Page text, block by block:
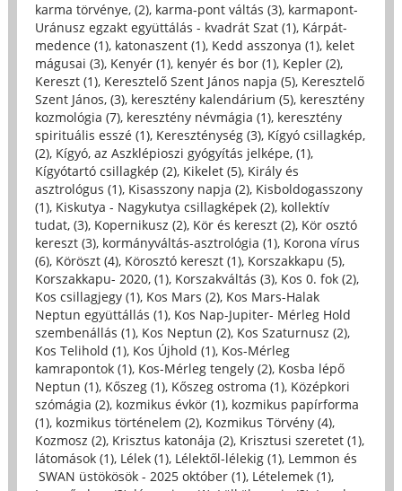
karma törvénye, (2), karma-pont váltás (3), karmapont-
Uránusz egzakt együttálás - kvadrát Szat (1), Kárpát-
medence (1), katonaszent (1), Kedd asszonya (1), kelet
mágusai (3), Kenyér (1), kenyér és bor (1), Kepler (2),
Kereszt (1), Keresztelő Szent János napja (5), Keresztelő
Szent János, (3), keresztény kalendárium (5), keresztény
kozmológia (7), keresztény névmágia (1), keresztény
spirituális esszé (1), Kereszténység (3), Kígyó csillagkép,
(2), Kígyó, az Aszklépioszi gyógyítás jelképe, (1),
Kígyótartó csillagkép (2), Kikelet (5), Király és
asztrológus (1), Kisasszony napja (2), Kisboldogasszony
(1), Kiskutya - Nagykutya csillagképek (2), kollektív
tudat, (3), Kopernikusz (2), Kör és kereszt (2), Kör osztó
kereszt (3), kormányváltás-asztrológia (1), Korona vírus
(6), Köröszt (4), Körosztó kereszt (1), Korszakkapu (5),
Korszakkapu- 2020, (1), Korszakváltás (3), Kos 0. fok (2),
Kos csillagjegy (1), Kos Mars (2), Kos Mars-Halak
Neptun együttállás (1), Kos Nap-Jupiter- Mérleg Hold
szembenállás (1), Kos Neptun (2), Kos Szaturnusz (2),
Kos Telihold (1), Kos Újhold (1), Kos-Mérleg
kamrapontok (1), Kos-Mérleg tengely (2), Kosba lépő
Neptun (1), Kőszeg (1), Kőszeg ostroma (1), Középkori
szómágia (2), kozmikus évkör (1), kozmikus papírforma
(1), kozmikus történelem (2), Kozmikus Törvény (4),
Kozmosz (2), Krisztus katonája (2), Krisztusi szeretet (1),
látomások (1), Lélek (1), Lélektől-lélekig (1), Lemmon és
SWAN üstökösök - 2025 október (1), Lételemek (1),